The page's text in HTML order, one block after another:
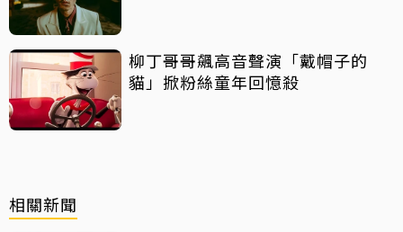
柳丁哥哥飆高音聲演「戴帽子的
貓」掀粉絲童年回憶殺
相關新聞